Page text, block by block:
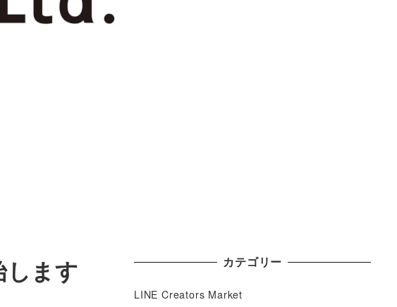
します カテゴリー
LINE Creators Market